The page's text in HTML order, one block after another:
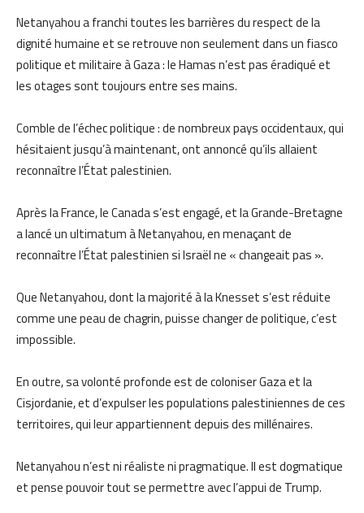
Netanyahou a franchi toutes les barrières du respect de la
dignité humaine et se retrouve non seulement dans un fiasco
politique et militaire à Gaza : le Hamas n’est pas éradiqué et
les otages sont toujours entre ses mains.
Comble de l’échec politique : de nombreux pays occidentaux, qui
hésitaient jusqu’à maintenant, ont annoncé qu’ils allaient
reconnaître l’État palestinien.
Après la France, le Canada s’est engagé, et la Grande-Bretagne
a lancé un ultimatum à Netanyahou, en menaçant de
reconnaître l’État palestinien si Israël ne « changeait pas ».
Que Netanyahou, dont la majorité à la Knesset s’est réduite
comme une peau de chagrin, puisse changer de politique, c’est
impossible.
En outre, sa volonté profonde est de coloniser Gaza et la
Cisjordanie, et d’expulser les populations palestiniennes de ces
territoires, qui leur appartiennent depuis des millénaires.
Netanyahou n’est ni réaliste ni pragmatique. Il est dogmatique
et pense pouvoir tout se permettre avec l’appui de Trump.